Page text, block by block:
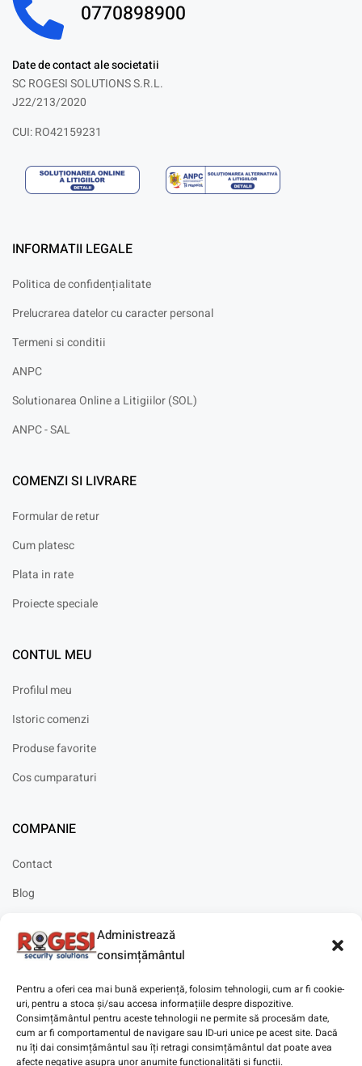
Administrează
consimțământul
Pentru a oferi cea mai bună experiență, folosim tehnologii, cum ar fi cookie-
uri, pentru a stoca și/sau accesa informațiile despre dispozitive.
Consimțământul pentru aceste tehnologii ne permite să procesăm date,
cum ar fi comportamentul de navigare sau ID-uri unice pe acest site. Dacă
nu îți dai consimțământul sau îți retragi consimțământul dat poate avea
afecte negative asupra unor anumite funcționalități și funcții.
0770898900
Date de contact ale societatii
SC ROGESI SOLUTIONS S.R.L.
J22/213/2020
CUI: RO42159231
INFORMATII LEGALE
Politica de confidențialitate
Prelucrarea datelor cu caracter personal
Termeni si conditii
ANPC
Solutionarea Online a Litigiilor (SOL)
ANPC - SAL
COMENZI SI LIVRARE
Formular de retur
Cum platesc
Plata in rate
Proiecte speciale
CONTUL MEU
Profilul meu
Istoric comenzi
Produse favorite
Cos cumparaturi
COMPANIE
Contact
Blog
Solicitare instalare
Copyright © 2025Digitaz.